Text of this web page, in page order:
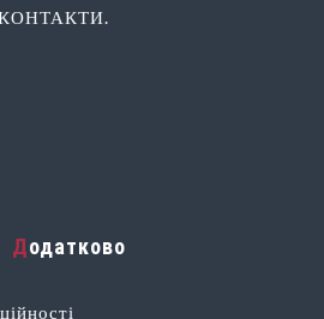
КОНТАКТИ.
Додатково